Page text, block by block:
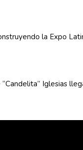
la Expo
“Candelita” Iglesias